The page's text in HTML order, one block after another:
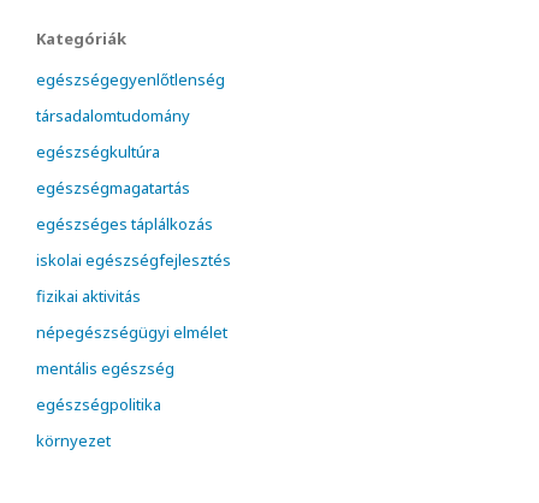
Kategóriák
egészségegyenlőtlenség
társadalomtudomány
egészségkultúra
egészségmagatartás
egészséges táplálkozás
iskolai egészségfejlesztés
fizikai aktivitás
népegészségügyi elmélet
mentális egészség
egészségpolitika
környezet